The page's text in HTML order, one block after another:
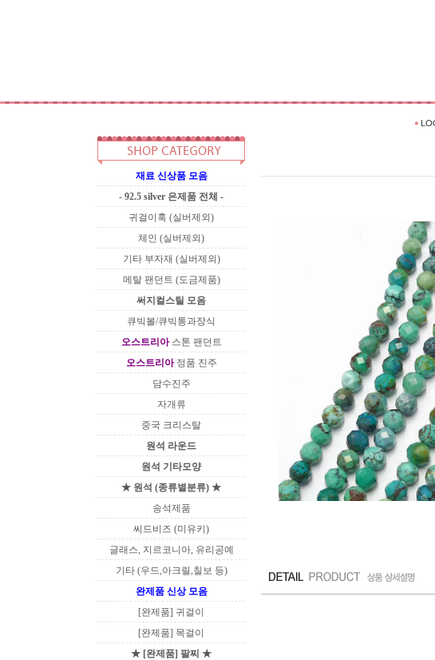
재료 신상품 모음
- 92.5 silver 은제품 전체 -
귀걸이훅 (실버제외)
체인 (실버제외)
기타 부자재 (실버제외)
메탈 팬던트 (도금제품)
써지컬스틸 모음
큐빅볼/큐빅통과장식
오스트리아스톤 팬던트
오스트리아정품 진주
담수진주
자개류
중국 크리스탈
원석 라운드
원석 기타모양
★ 원석 (종류별분류) ★
송석제품
씨드비즈 (미유키)
글래스, 지르코니아, 유리공예
기타 (우드,아크릴,칠보 등)
완제품 신상 모음
[완제품] 귀걸이
[완제품] 목걸이
★ [완제품] 팔찌 ★